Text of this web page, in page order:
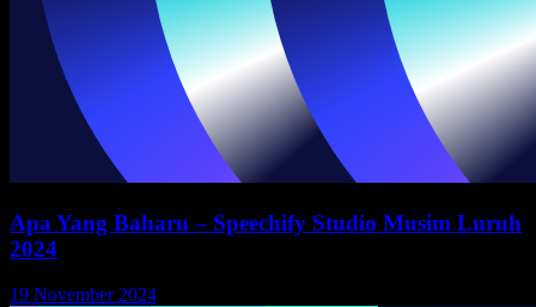
Apa Yang Baharu – Speechify Studio Musim Luruh
2024
19 November 2024